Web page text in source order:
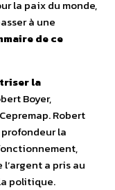
la paix du monde,
à une
de ce
la
Boyer,
Robert
la
a pris au
politique.